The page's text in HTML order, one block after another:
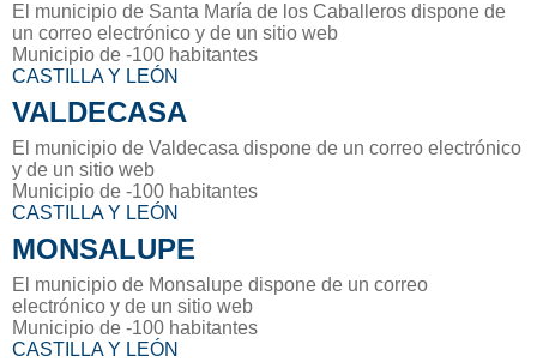
El municipio de Santa María de los Caballeros dispone de
un correo electrónico y de un sitio web
Municipio de -100 habitantes
CASTILLA Y LEÓN
VALDECASA
El municipio de Valdecasa dispone de un correo electrónico
y de un sitio web
Municipio de -100 habitantes
CASTILLA Y LEÓN
MONSALUPE
El municipio de Monsalupe dispone de un correo
electrónico y de un sitio web
Municipio de -100 habitantes
CASTILLA Y LEÓN